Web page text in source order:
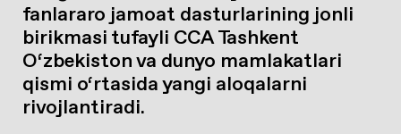
fanlararo jamoat dasturlarining jonli
birikmasi tufayli CCA Tashkent
O‘zbekiston va dunyo mamlakatlari
qismi o‘rtasida yangi aloqalarni
rivojlantiradi.